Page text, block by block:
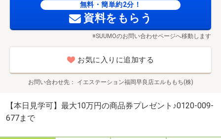
無料・簡単約2分！
資料をもらう
※SUUMOのお問い合わせページへ移動します
お気に入りに追加する
お問い合わせ先 イエステーション福岡早良店エルももち(株)
【本日見学可】最大10万円の商品券プレゼント♪0120-009-
677まで